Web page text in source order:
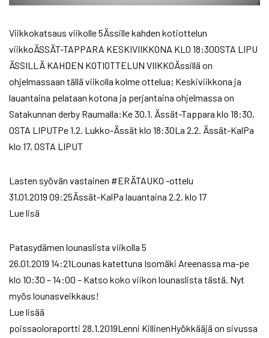
Viikkokatsaus viikolle 5Ässille kahden kotiottelun
viikkoÄSSÄT-TAPPARA KESKIVIIKKONA KLO 18:30OSTA LIPU
ÄSSILLÄ KAHDEN KOTIOTTELUN VIIKKOÄssillä on
ohjelmassaan tällä viikolla kolme ottelua; Keskiviikkona ja
lauantaina pelataan kotona ja perjantaina ohjelmassa on
Satakunnan derby Raumalla:Ke 30.1. Ässät-Tappara klo 18:30,
OSTA LIPUTPe 1.2. Lukko-Ässät klo 18:30La 2.2. Ässät-KalPa
klo 17, OSTA LIPUT
Lasten syövän vastainen #ERÄTAUKO -ottelu
31.01.2019 09:25Ässät-KalPa lauantaina 2.2. klo 17
Lue lisä
Patasydämen lounaslista viikolla 5
26.01.2019 14:21Lounas katettuna Isomäki Areenassa ma-pe
klo 10:30 – 14:00 – Katso koko viikon lounaslista tästä. Nyt
myös lounasveikkaus!
Lue lisää
poissaoloraportti 28.1.2019Lenni KillinenHyökkääjä on sivussa